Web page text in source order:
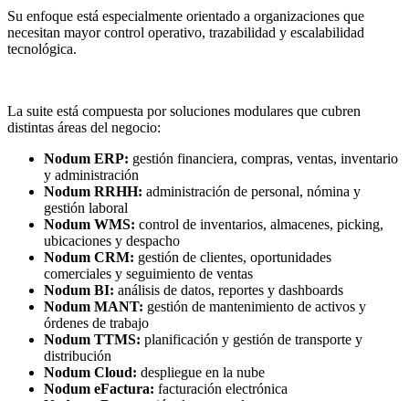
Su enfoque está especialmente orientado a organizaciones que
necesitan mayor control operativo, trazabilidad y escalabilidad
tecnológica.
La suite está compuesta por soluciones modulares que cubren
distintas áreas del negocio:
Nodum ERP: gestión financiera, compras, ventas, inventario
y administración
Nodum RRHH: administración de personal, nómina y
gestión laboral
Nodum WMS: control de inventarios, almacenes, picking,
ubicaciones y despacho
Nodum CRM: gestión de clientes, oportunidades
comerciales y seguimiento de ventas
Nodum BI: análisis de datos, reportes y dashboards
Nodum MANT: gestión de mantenimiento de activos y
órdenes de trabajo
Nodum TTMS: planificación y gestión de transporte y
distribución
Nodum Cloud: despliegue en la nube
Nodum eFactura: facturación electrónica